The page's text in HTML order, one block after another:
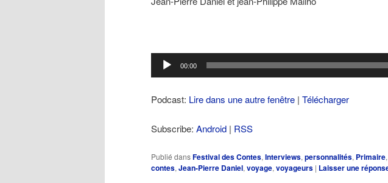
Lecteur
audio
00:00
Podcast: Lire dans une autre fenêtre | Télécharger
Subscribe: Android | RSS
Publié dansFestival des Contes, Interviews, personnalités, Primaire,
contes, Jean-Pierre Daniel, voyage, voyageurs | Laisser une